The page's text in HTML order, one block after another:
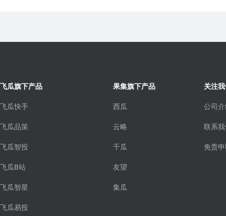
飞瓜旗下产品
飞瓜快手
飞瓜品策
飞瓜智投
飞瓜B站
飞瓜智星
飞瓜易投
果集旗下产品
西瓜
云略
千瓜
友望
集瓜
关注
公司
联系
免责